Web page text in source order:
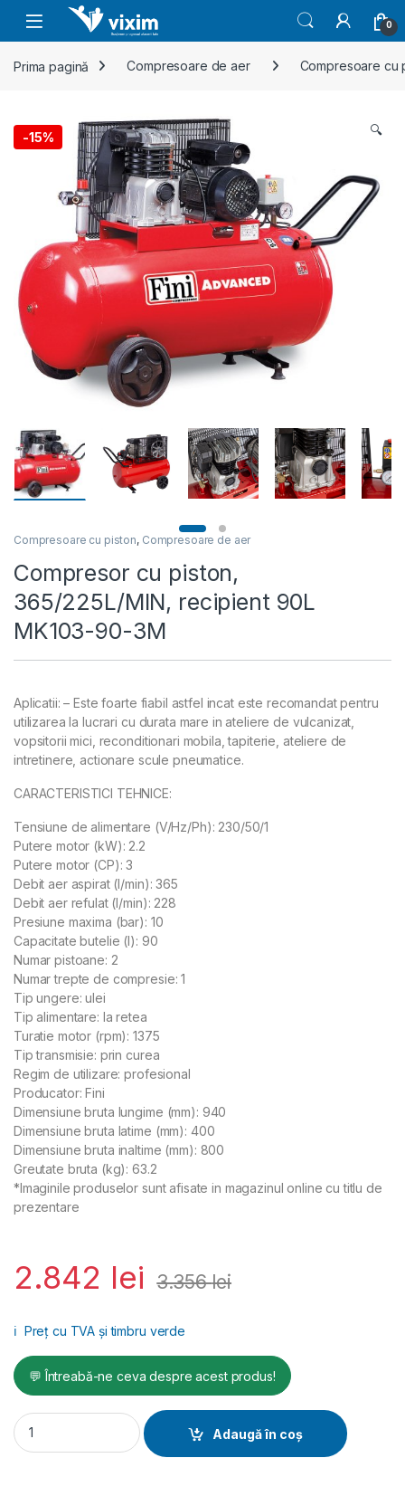
Skip to navigation
Skip to content
0
Prima pagină Compresoare de aer Compresoare cu
-15% 🔍
Compresoare cu piston, Compresoare de aer
Compresor cu piston,
365/225L/MIN, recipient 90L
MK103-90-3M
Aplicatii: – Este foarte fiabil astfel incat este recomandat pentru
utilizarea la lucrari cu durata mare in ateliere de vulcanizat,
vopsitorii mici, reconditionari mobila, tapiterie, ateliere de
intretinere, actionare scule pneumatice.
CARACTERISTICI TEHNICE:
Tensiune de alimentare (V/Hz/Ph): 230/50/1
Putere motor (kW): 2.2
Putere motor (CP): 3
Debit aer aspirat (l/min): 365
Debit aer refulat (l/min): 228
Presiune maxima (bar): 10
Capacitate butelie (l): 90
Numar pistoane: 2
Numar trepte de compresie: 1
Tip ungere: ulei
Tip alimentare: la retea
Turatie motor (rpm): 1375
Tip transmisie: prin curea
Regim de utilizare: profesional
Producator: Fini
Dimensiune bruta lungime (mm): 940
Dimensiune bruta latime (mm): 400
Dimensiune bruta inaltime (mm): 800
Greutate bruta (kg): 63.2
*Imaginile produselor sunt afisate in magazinul online cu titlu de
prezentare
2.842 lei 3.356lei
ℹ️ Preț cu TVA și timbru verde
💬 Întreabă-ne ceva despre acest produs!
Compresor cu piston, 365/225L/MIN, recipient 90L MK103-
Adaugă în coș